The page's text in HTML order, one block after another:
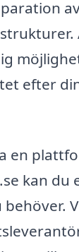
efter
en
kan du